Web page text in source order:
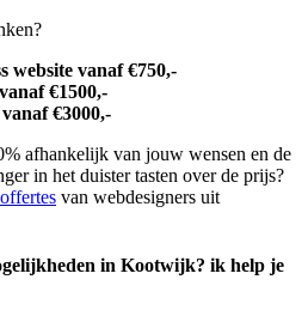
website vanaf €750,-
€1500,-
€3000,-
afhankelijk van jouw wensen en de
in het duister tasten over de prijs?
van webdesigners uit
in Kootwijk? ik help je